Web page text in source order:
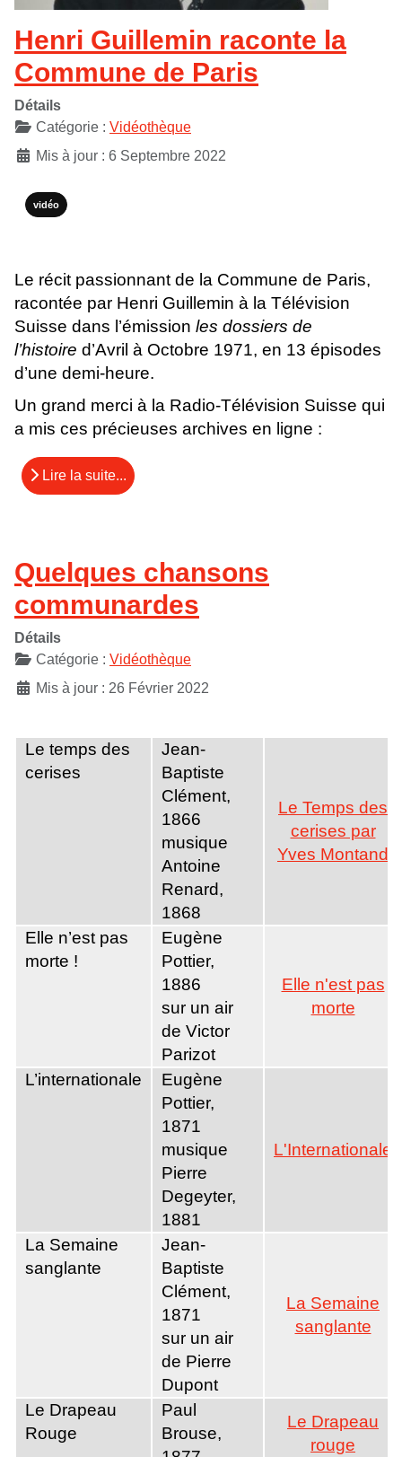
Henri Guillemin raconte la
Commune de Paris
Détails
Catégorie : Vidéothèque
Mis à jour : 6 Septembre 2022
vidéo
Le récit passionnant de la Commune de Paris,
racontée par Henri Guillemin à la Télévision
Suisse dans l’émission les dossiers de
l’histoire d’Avril à Octobre 1971, en 13 épisodes
d’une demi-heure.
Un grand merci à la Radio-Télévision Suisse qui
a mis ces précieuses archives en ligne :
Lire la suite...
Quelques chansons
communardes
Détails
Catégorie : Vidéothèque
Mis à jour : 26 Février 2022
Le temps des
cerises
Jean-
Baptiste
Clément,
1866
musique
Antoine
Renard,
1868
Le Temps des
cerises par
Yves Montand
Elle n’est pas
morte !
Eugène
Pottier,
1886
sur un air
de Victor
Parizot
Elle n'est pas
morte
L’internationale
Eugène
Pottier,
1871
musique
Pierre
Degeyter,
1881
L'Internationale
La Semaine
sanglante
Jean-
Baptiste
Clément,
1871
sur un air
de Pierre
Dupont
La Semaine
sanglante
Le Drapeau
Rouge
Paul
Brouse,
Le Drapeau
rouge